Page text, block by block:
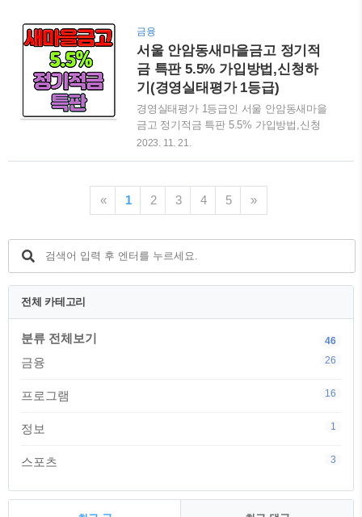
새마을금고 정기예금 특판 4.93% 상품 안
내 경기도 평택시 안중읍에 위치한 서평택
새마을금고 본점에서 최고금리 4.93..
리가 다르다면 한도가 소진되어 조기 종료
된 것이라고 이해하시면 됩니다. 하지만
아무리 급해도 상호금융권 특판 예금 가입
전에는 반드시 정기공시 경영지표들을 확
인하시고 가입하셔야 합니다. 그럼 바로
용인제일새마을금고 정기예금 특판 4.9%
가입방법, 신청하기 등에 대해 자세히 알
아보겠습니다. 🔍용인제일새마을금고 정
기예금 특판가입👆 용인제일새마을금고 정
구 광교중앙로에 위치한 용인제일새마을
금고 본점에서 최고금리 4.9% 정기예금 ..
금융
서울 안암동새마을금고 정기적
금 특판 5.5% 가입방법,신청하
기(경영실태평가 1등급)
경영실태평가 1등급인 서울 안암동새마을
금고 정기적금 특판 5.5% 가입방법,신청
하기에 대해 알아보겠습니다. 특판 예적금
을 따라 하셨는데 검색 결과가 나오지 않
거나 금리가 다르다면 한도가 소진된 것이
안암동새마을금고 정기적금 특판 5.5% 가
입방법,신청하기 등에 대해 자세히 알아보
겠습니다. 🔍안암동 새마을금고 특판가입
👆 서울 안암동새마을금고 정기적금 특판
1에 위치한 경영실태평가 1등급 안암동 새
마을금고에서 최고금리 5.5% 정기적금 특
2023. 11. 21.
« 1 2 3 4 5 »
전체 카테고리
분류 전체보기 46
금융 26
프로그램 16
정보 1
스포츠 3